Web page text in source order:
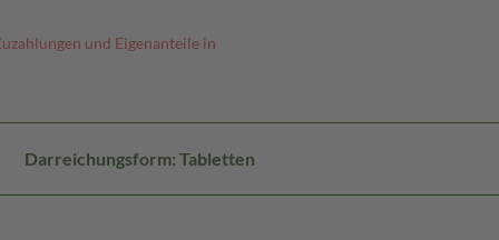
und Eigenanteile in
Darreichungsform: Tabletten